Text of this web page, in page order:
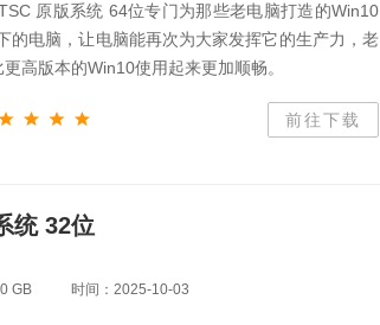
原版系统 64位专门为那些老电脑打造的Win10
的电脑，让电脑能再次为大家发挥它的生产力，老
高版本的Win10使用起来更加顺畅。
前往下载
统 32位
GB 时间：2025-10-03